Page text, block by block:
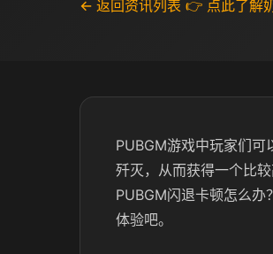
← 返回资讯列表 👉 点此了解
PUBGM游戏中玩家们
歼灭，从而获得一个比
PUBGM闪退卡顿怎么
体验吧。